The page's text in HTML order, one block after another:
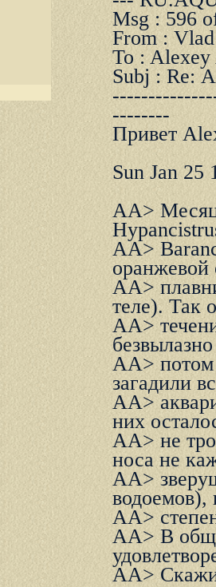
Msg : 596
From :
To :
Subj : Re:
--------
Привет
Sun Jan
AA>
AA>
оpанжевой
AA>
теле). Так
AA>
AA> потом
загадили
AA>
них
AA> не
носа не
AA>
водоемов),
AA>
AA> В
AA>